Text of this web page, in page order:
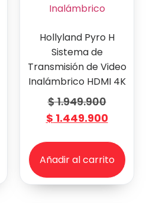
Hollyland Pyro H
Sistema de
Transmisión de Video
Inalámbrico HDMI 4K
$1.949.900
$ 1.449.900
Añadir al carrito